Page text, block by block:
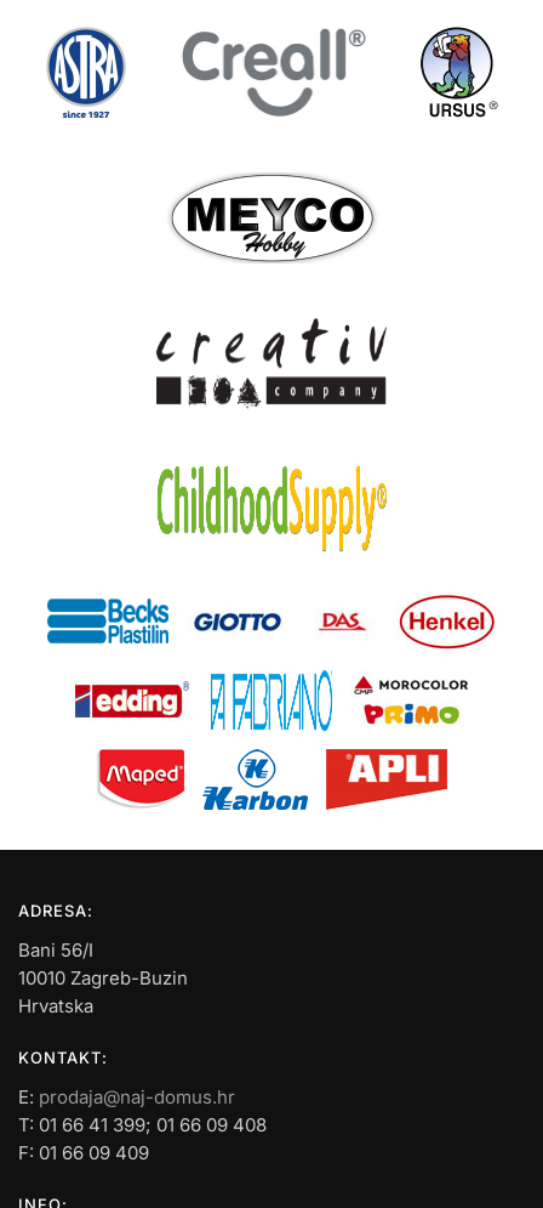
ADRESA:
Bani 56/I
10010 Zagreb-Buzin
Hrvatska
KONTAKT:
E: prodaja@naj-domus.hr
T: 01 66 41 399; 01 66 09 408
F: 01 66 09 409